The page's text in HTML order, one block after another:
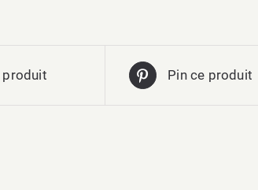
produit Pin ce produit